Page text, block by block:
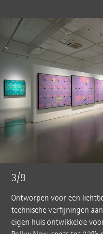
3/9
Ontworpen voor een
technische verfijningen
eigen huis ontwikkelde